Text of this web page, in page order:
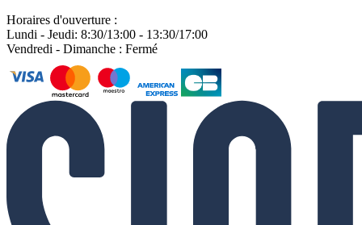
Horaires d'ouverture :
Lundi - Jeudi: 8:30/13:00 - 13:30/17:00
Vendredi - Dimanche : Fermé